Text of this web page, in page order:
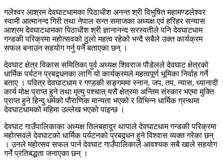
गलेश्वर आश्रम देवघाटधामका पिठाधीश अनन्त श्री विभुषित महामण्डलेश्वर
स्वामी आत्मानन्द गिरी तथा नेपाल सन्त समाजका अध्यक्ष एवं हरिहर सन्यास
आश्रम देवघाटधामका पिठाधीश श्री ज्ञानानन्द सरस्वतीले पनि देवघाटधाम
गन्डकी परिक्रमा महोत्सवको ठुलो महत्व रहेको भन्दै सबैले उक्त कार्यक्रम
सफल बनाउन सहयोग गर्नु पर्ने बताएका छन् ।
देवघाट क्षेत्र विकास समितिका पुर्व अध्यक्ष शिवराज पौडेलले देवघाट क्षेत्रको
धार्मिक पर्यटन प्रबद्र्धनका लागि यो कार्यक्रमले महत्वपूर्ण भूमिका निर्वाह गर्ने
बताए । पवित्र देवघाटधाम र गण्डकी सङ्गममा स्नान, जप, तप, न्यास, ध्यानादी
कार्य मोक्ष प्राप्त हुने तथा मृत्यु पश्चात् यसै क्षेत्रमा अन्तिम संस्कार भएमा मुक्ति
प्राप्त हुने हिन्दु धर्मको पौराणिक मान्यता भएको र विभिन्न धार्मिक ग्रन्थमा
देवघाटधामको महिमा उल्लेख भएको पाइन्छ ।
देवघाट गाउँपालिकाका अध्यक्ष तिलबहादुर थापाले देवघाटधाम गन्डकी परिक्रमा
महोत्सवले देवघाटको धार्मिक पर्यटनको प्रबद्र्धन हुने विश्वास व्यक्त गरेका छन्
। उनले महोत्सव सफल पार्न देवघाट गाउँपालिकाले आवश्यक सबै खाले सहयोग
गर्ने प्रतिबद्धता जनाएका छन् ।